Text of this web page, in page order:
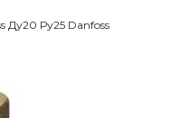
Ду20 Ру25 Danfoss